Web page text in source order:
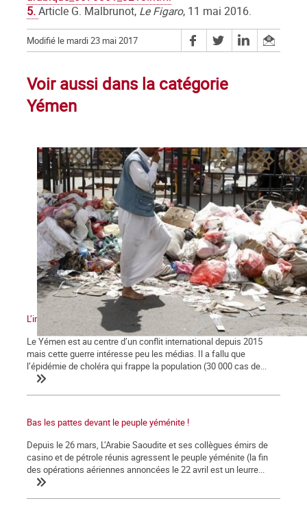
5.Article G. Malbrunot, Le Figaro, 11 mai 2016.
Modifié le mardi 23 mai 2017
Voir aussi dans la catégorie
Yémen
L’impérialisme sème la guerre et les épidémies
Le Yémen est au centre d’un conflit international depuis 2015
mais cette guerre intéresse peu les médias. Il a fallu que
l’épidémie de choléra qui frappe la population (30 000 cas de...
Bas les pattes devant le peuple yéménite !
Depuis le 26 mars, L’Arabie Saoudite et ses collègues émirs de
casino et de pétrole réunis agressent le peuple yéménite (la fin
des opérations aériennes annoncées le 22 avril est un leurre...